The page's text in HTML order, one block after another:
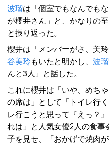
波瑠は「個室でもなんでも
が櫻井さん」と、かなりの
と振り返った。
櫻井は「メンバーがさ、美
谷美玲 もいたと明かし、 波瑠
んと3人」と話した。
これに櫻井は「いや、めち
の席は」として「トイレ行
レ行こうと思って『えっ？
れは」と人気女優2人の食事
子を見せ、「おかげで焼肉